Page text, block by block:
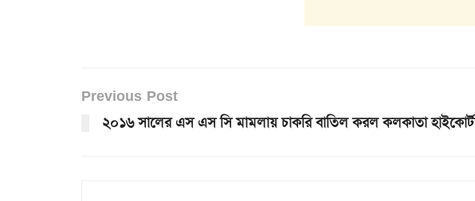
Previous Post
২০১৬ সালের এস এস সি মামলায় চাকরি বাতিল করল কলকাতা হাইকোর্ট